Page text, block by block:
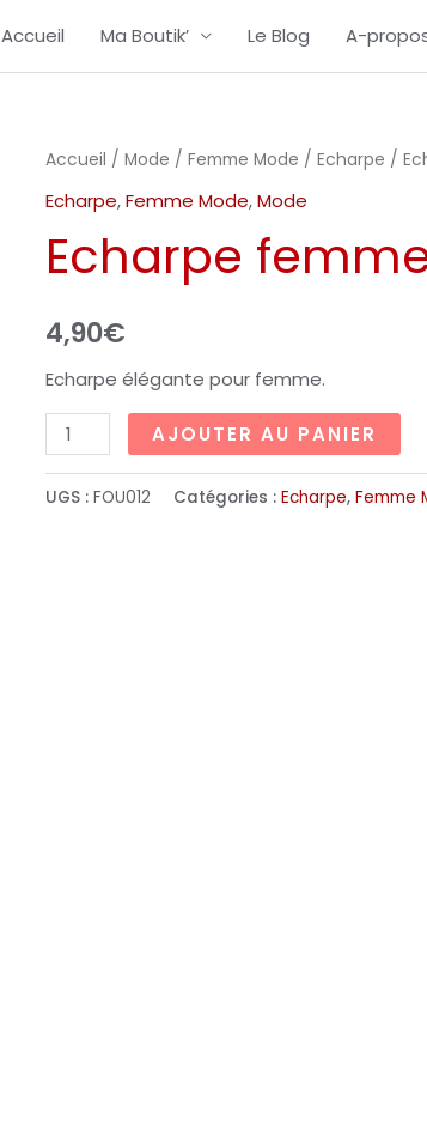
Accueil Ma Boutik’ Le Blog A-
Accueil / Mode / Femme Mode / Echarpe /
Echarpe,Femme Mode,Mode
Echarpe
4,90€
Echarpe élégante pour femme.
quantité
de
femme
AJOUTER AU PANIER
UGS : FOU012 Catégories : Echarpe, Femme
femme